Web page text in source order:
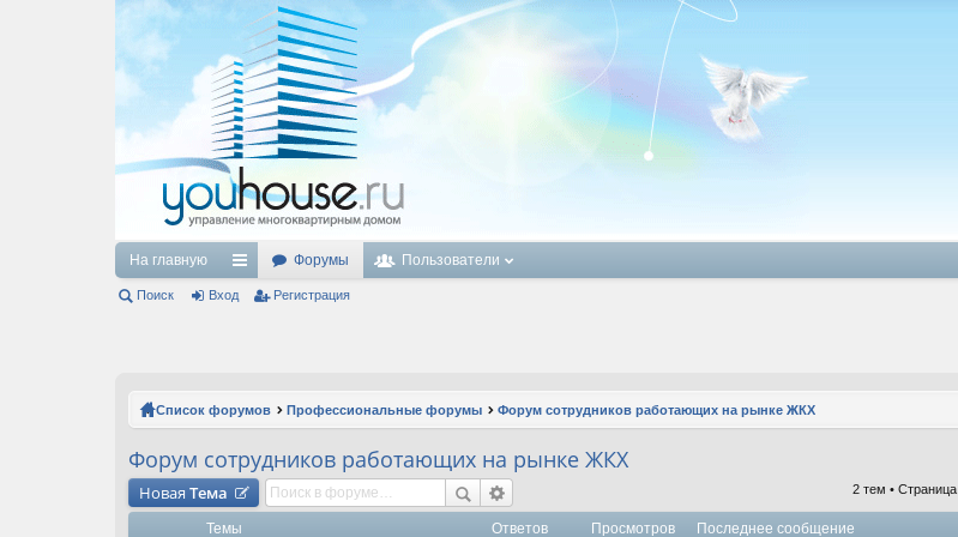
На главную
с
и
Форумы Пользователи
Поиск Вход Регистрация
Список форумов Профессиональные форумы Форум сотрудников работающих на рынке ЖКХ
Форум сотрудников работающих на рынке ЖКХ
Новая Тема 2 тем • Страница
Темы Ответов Просмотров Последнее сообщение